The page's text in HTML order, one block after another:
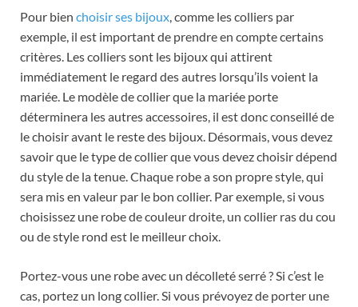
Pour bien choisir ses bijoux, comme les colliers par
exemple, il est important de prendre en compte certains
critères. Les colliers sont les bijoux qui attirent
immédiatement le regard des autres lorsqu’ils voient la
mariée. Le modèle de collier que la mariée porte
déterminera les autres accessoires, il est donc conseillé de
le choisir avant le reste des bijoux. Désormais, vous devez
savoir que le type de collier que vous devez choisir dépend
du style de la tenue. Chaque robe a son propre style, qui
sera mis en valeur par le bon collier. Par exemple, si vous
choisissez une robe de couleur droite, un collier ras du cou
ou de style rond est le meilleur choix.
Portez-vous une robe avec un décolleté serré ? Si c’est le
cas, portez un long collier. Si vous prévoyez de porter une